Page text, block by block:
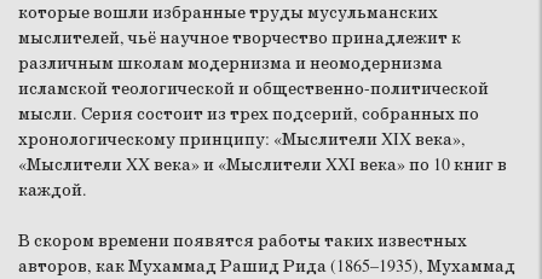
которые вошли избранные труды мусульманских
мыслителей, чьё научное творчество принадлежит к
различным школам модернизма и неомодернизма
исламской теологической и общественно-политической
мысли. Серия состоит из трех подсерий, собранных по
хронологическому принципу: «Мыслители XIX века»,
«Мыслители XX века» и «Мыслители XXI века» по 10 книг в
каждой.
В скором времени появятся работы таких известных
авторов, как Мухаммад Рашид Рида (1865–1935), Мухаммад